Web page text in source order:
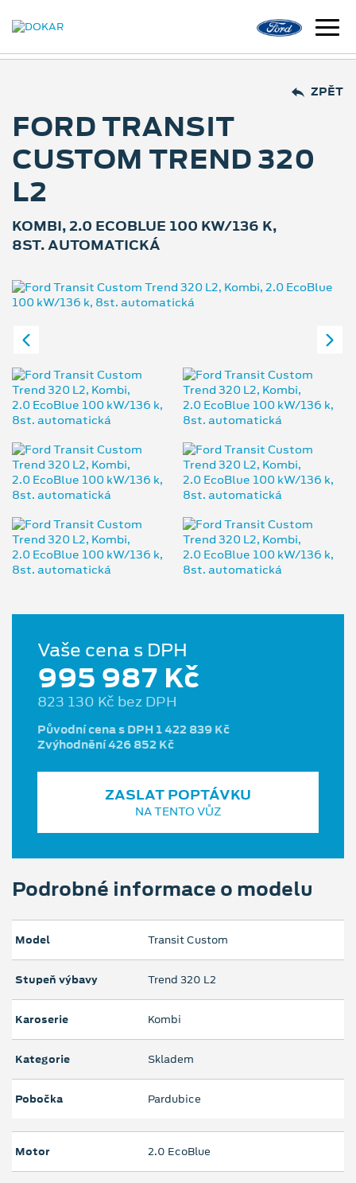
ZPĚT
FORD TRANSIT
CUSTOM TREND 320
L2
KOMBI, 2.0 ECOBLUE 100 KW/136 K,
8ST. AUTOMATICKÁ
Vaše cena s DPH
995 987 Kč
823 130 Kč bez DPH
Původní cena s DPH 1 422 839 Kč
Zvýhodnění 426 852 Kč
ZASLAT POPTÁVKU
NA TENTO VŮZ
Podrobné informace o modelu
Model Transit Custom
Stupeň výbavy Trend 320 L2
Karoserie Kombi
Kategorie Skladem
Pobočka Pardubice
Motor 2.0 EcoBlue